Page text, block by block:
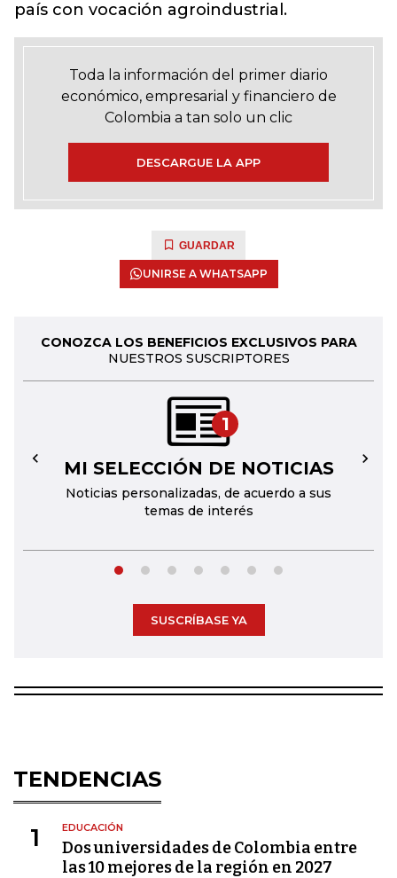
país con vocación agroindustrial.
Toda la información del primer diario
económico, empresarial y financiero de
Colombia a tan solo un clic
DESCARGUE LA APP
GUARDAR
UNIRSE A WHATSAPP
CONOZCA LOS BENEFICIOS EXCLUSIVOS PARA
NUESTROS SUSCRIPTORES
1
MI SELECCIÓN DE NOTICIAS
Noticias personalizadas, de acuerdo a sus
temas de interés
← →
SUSCRÍBASE YA
TENDENCIAS
1 EDUCACIÓN
Dos universidades de Colombia entre
las 10 mejores de la región en 2027